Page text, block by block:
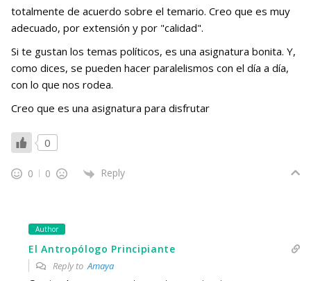
totalmente de acuerdo sobre el temario. Creo que es muy
adecuado, por extensión y por "calidad".
Si te gustan los temas políticos, es una asignatura bonita. Y,
como dices, se pueden hacer paralelismos con el día a día,
con lo que nos rodea.
Creo que es una asignatura para disfrutar
0
0 0 Reply
Author
El Antropólogo Principiante
Reply to Amaya